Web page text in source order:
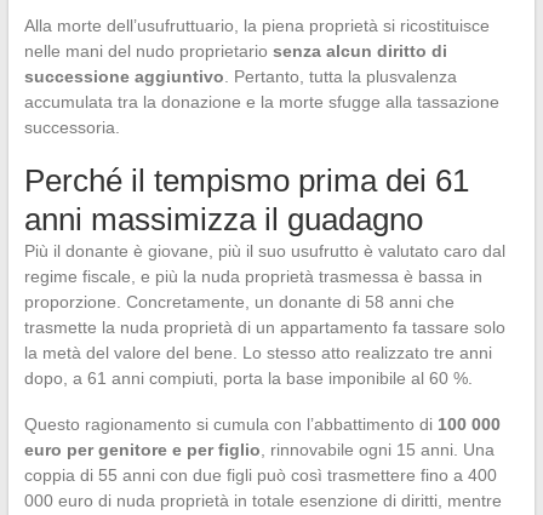
Alla morte dell’usufruttuario, la piena proprietà si ricostituisce
nelle mani del nudo proprietario senza alcun diritto di
successione aggiuntivo . Pertanto, tutta la plusvalenza
accumulata tra la donazione e la morte sfugge alla tassazione
successoria.
Perché il tempismo prima dei 61
anni massimizza il guadagno
Più il donante è giovane, più il suo usufrutto è valutato caro dal
regime fiscale, e più la nuda proprietà trasmessa è bassa in
proporzione. Concretamente, un donante di 58 anni che
trasmette la nuda proprietà di un appartamento fa tassare solo
la metà del valore del bene. Lo stesso atto realizzato tre anni
dopo, a 61 anni compiuti, porta la base imponibile al 60 %.
Questo ragionamento si cumula con l’abbattimento di 100 000
euro per genitore e per figlio , rinnovabile ogni 15 anni. Una
coppia di 55 anni con due figli può così trasmettere fino a 400
000 euro di nuda proprietà in totale esenzione di diritti, mentre